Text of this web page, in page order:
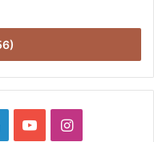
YouTubeInstagram